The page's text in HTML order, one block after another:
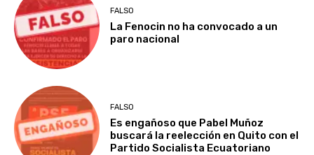
FALSO
La Fenocin no ha convocado a un
paro nacional
FALSO
Es engañoso que Pabel Muñoz
buscará la reelección en Quito con el
Partido Socialista Ecuatoriano